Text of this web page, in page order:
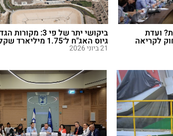
ועדת
לקריאה
ביקושי יתר של פי 3:
גיוס האג"ח ל־1.75 מיליארד שקל
21 ביוני 2026